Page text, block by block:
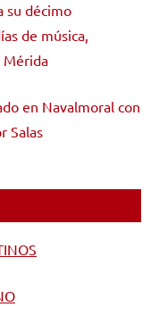
su décimo
de música,
Mérida
en Navalmoral con
Salas